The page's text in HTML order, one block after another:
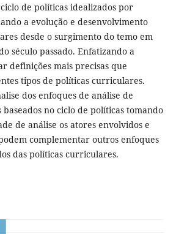
de políticas idealizados por
a evolução e desenvolvimento
desde o surgimento do temo em
século passado. Enfatizando a
definições mais precisas que
tipos de políticas curriculares.
dos enfoques de análise de
no ciclo de políticas tomando
de análise os atores envolvidos e
complementar outros enfoques
das políticas curriculares.